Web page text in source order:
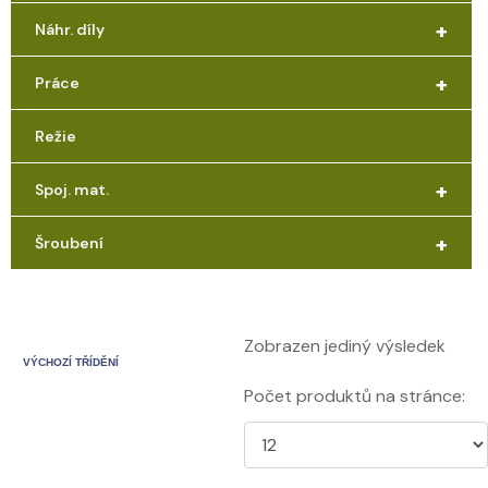
+
Náhr. díly
+
Práce
Režie
+
Spoj. mat.
+
Šroubení
Zobrazen jediný výsledek
Počet produktů na stránce: